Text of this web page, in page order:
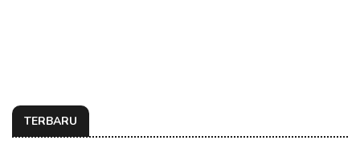
TERBARU